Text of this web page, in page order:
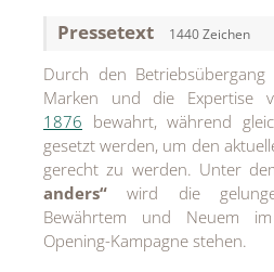
ÜBER
KONTAKT
Pressetext 1440 Zeichen
Durch den
Marken und die
1876 bewahrt, während
gesetzt werden, um den
gerecht zu werden. Unter
anders“ wird die
Bewährtem und Neuem
Opening-Kampagne stehen.